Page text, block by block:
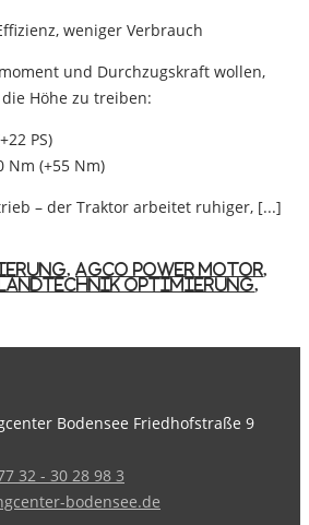
weniger Verbrauch
und Durchzugskraft wollen,
Höhe zu treiben:
PS)
Nm (+55 Nm)
– der Traktor arbeitet ruhiger, [...]
AGCO Power Motor
Landtechnik Optimierung
Bodensee Friedhofstraße 9
32 - 30 28 98 3
bodensee.de